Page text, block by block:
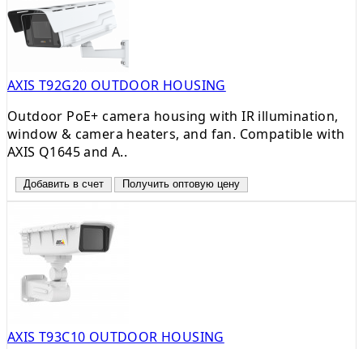
AXIS T92G20 OUTDOOR HOUSING
Outdoor PoE+ camera housing with IR illumination,
window & camera heaters, and fan. Compatible with
AXIS Q1645 and A..
Добавить в счет Получить оптовую цену
AXIS T93C10 OUTDOOR HOUSING